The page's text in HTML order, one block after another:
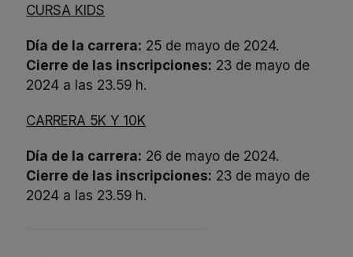
CURSA KIDS
Día de la carrera: 25 de mayo de 2024.
Cierre de las inscripciones: 23 de mayo de
2024 a las 23.59 h.
CARRERA 5K Y 10K
Día de la carrera: 26 de mayo de 2024.
Cierre de las inscripciones: 23 de mayo de
2024 a las 23.59 h.